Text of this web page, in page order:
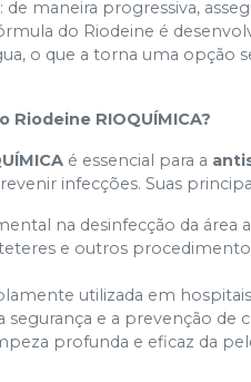
maneira progressiva,
do Riodeine é
o que a torna uma opção
RIOQUÍMICA?
é essencial para a
infecções. Suas
na desinfecção da área
e outros
utilizada em
e a prevenção de
profunda e eficaz da